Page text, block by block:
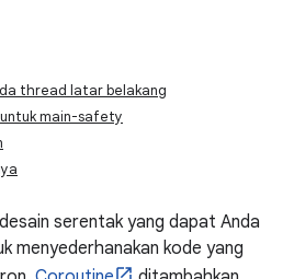
thread latar belakang
main-safety
serentak yang dapat Anda
menyederhanakan kode yang